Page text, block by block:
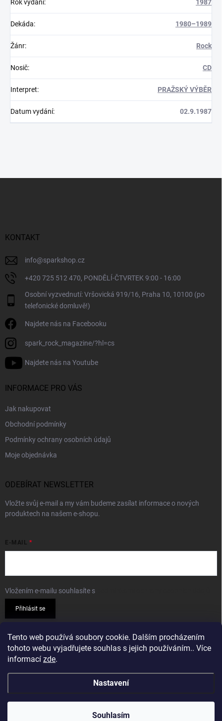
Tento web používá soubory cookie. Dalším procházením
tohoto webu vyjadřujete souhlas s jejich používáním.. Více
informací zde.
Nastavení
Souhlasím
Rok vydání: 1987
Dekáda: 1980–1989
Žánr: Rock
Nosič: CD
Interpret: PRAŽSKÝ VÝBĚR
Datum vydání: 02.9.1987
KONTAKT
info@sparkshop.cz
+420 725 512 470, PONDĚLÍ-ČTVRTEK 9:00 - 16:00
Osobní vyzvednutí: Vršovická 919/16, Praha 10, 10100 (po
telefonické domluvě!)
Najdete nás na Facebooku
spark_rock_magazine/?hl=cs
Najdete nás na Youtube
INFORMACE PRO VÁS
Jak nakupovat
Obchodní podmínky
Podmínky ochrany osobních údajů
Moje objednávka
ODEBÍRAT NEWSLETTER
Vložte svůj e-mail a my vám budeme zasílat informace o nových
produktech na našem e-shopu.
E-MAIL
Vložením e-mailu souhlasíte s
Přihlásit se
PŘIJÍMÁME ONLINE PLATBY
Sparkshop.cz . Všechna práva vyhrazena.